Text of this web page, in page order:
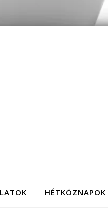
HÉTKÖZNAPOK